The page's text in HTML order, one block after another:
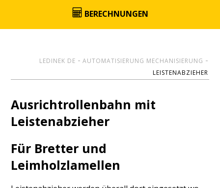
BERECHNUNGEN
LEDINEK DE
AUTOMATISIERUNG MECHANISIERUNG
LEISTENABZIEHER
Ausrichtrollenbahn mit
Leistenabzieher
Für Bretter und
Leimholzlamellen